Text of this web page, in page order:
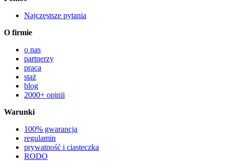
Najczęstsze pytania
O firmie
o nas
partnerzy
praca
staż
blog
2000+ opinii
Warunki
100% gwarancja
regulamin
prywatność i ciasteczka
RODO